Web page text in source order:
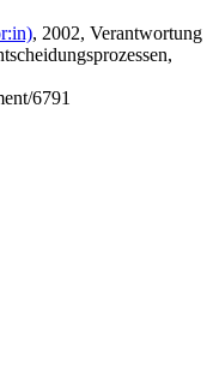
, 2002, Verantwortung
6791